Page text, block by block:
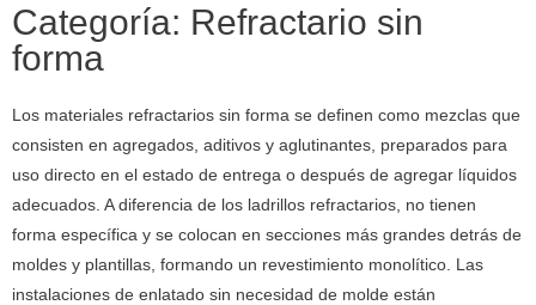
Categoría: Refractario sin
forma
Los materiales refractarios sin forma se definen como mezclas que
consisten en agregados, aditivos y aglutinantes, preparados para
uso directo en el estado de entrega o después de agregar líquidos
adecuados. A diferencia de los ladrillos refractarios, no tienen
forma específica y se colocan en secciones más grandes detrás de
moldes y plantillas, formando un revestimiento monolítico. Las
instalaciones de enlatado sin necesidad de molde están